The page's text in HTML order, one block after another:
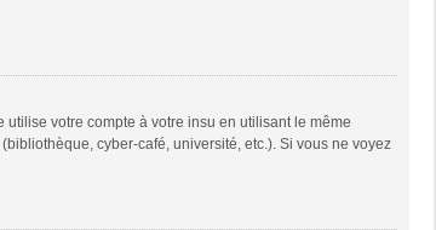
votre compte à votre insu en utilisant le même
cyber-café, université, etc.). Si vous ne voyez